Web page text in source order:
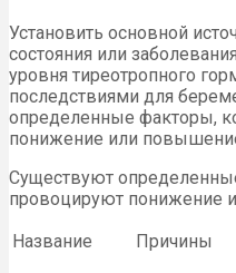
Установить основной
состояния или
уровня тиреотропного
последствиями для
определенные факторы,
понижение или
Существуют
провоцируют понижение
Название
Причины